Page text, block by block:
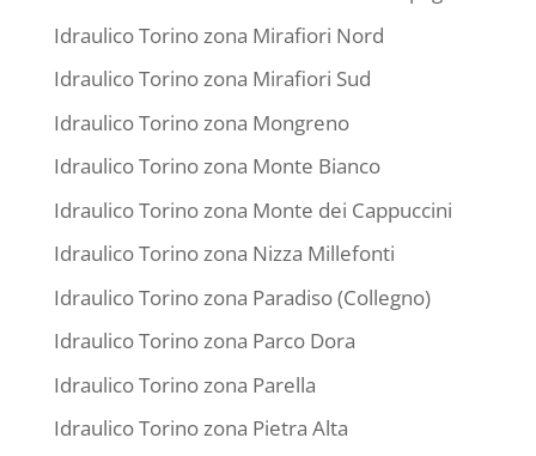
Idraulico Torino zona Mirafiori Nord
Idraulico Torino zona Mirafiori Sud
Idraulico Torino zona Mongreno
Idraulico Torino zona Monte Bianco
Idraulico Torino zona Monte dei Cappuccini
Idraulico Torino zona Nizza Millefonti
Idraulico Torino zona Paradiso (Collegno)
Idraulico Torino zona Parco Dora
Idraulico Torino zona Parella
Idraulico Torino zona Pietra Alta